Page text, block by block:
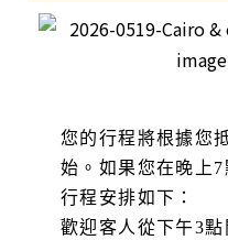
您的行程將根據您
始。如果您在晚上7
行程安排如下：
歡迎客人從下午3